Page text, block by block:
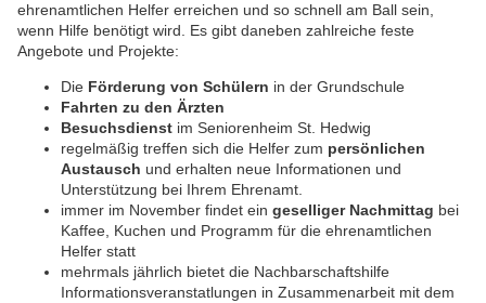
ehrenamtlichen Helfer erreichen und so schnell am Ball sein,
wenn Hilfe benötigt wird. Es gibt daneben zahlreiche feste
Angebote und Projekte:
Die Förderung von Schülern in der Grundschule
Fahrten zu den Ärzten
Besuchsdienst im Seniorenheim St. Hedwig
regelmäßig treffen sich die Helfer zum persönlichen
Austausch und erhalten neue Informationen und
Unterstützung bei Ihrem Ehrenamt.
immer im November findet ein geselliger Nachmittag bei
Kaffee, Kuchen und Programm für die ehrenamtlichen
Helfer statt
mehrmals jährlich bietet die Nachbarschaftshilfe
Informationsveranstatlungen in Zusammenarbeit mit dem